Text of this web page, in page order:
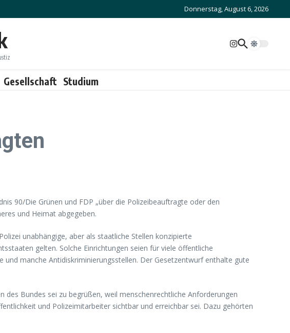
Donnerstag, August 6, 2026
Gesellschaft Studium
90/Die Grünen und FDP „über die Polizeibeauftragte oder den
und Heimat abgegeben.
unabhängige, aber als staatliche Stellen konzipierte
gelten. Solche Einrichtungen seien für viele öffentliche
manche Antidiskriminierungsstellen. Der Gesetzentwurf enthalte gute
Bundes sei zu begrüßen, weil menschenrechtliche Anforderungen
und Polizeimitarbeiter sichtbar und erreichbar sei. Dazu gehörten